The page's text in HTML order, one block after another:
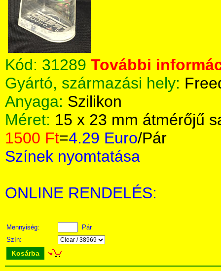
Kód: 31289 További
Gyártó, származási hely:
Anyaga: Szilikon
Méret: 15 x 23 mm átmérőjű
1500 Ft=4.29 Euro/Pár
Színek nyomtatása
ONLINE RENDELÉS:
Mennyiség:
Pár
Szín:
Kosárba